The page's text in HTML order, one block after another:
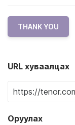
THANK YOU
URL хуваалцах
Оруулах